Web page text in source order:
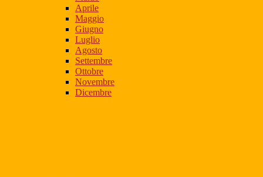
Aprile
Maggio
Giugno
Luglio
Agosto
Settembre
Ottobre
Novembre
Dicembre